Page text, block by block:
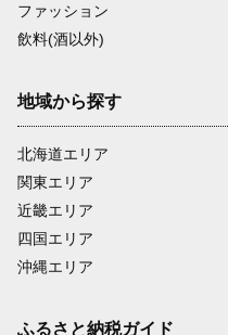
ファッション
飲料(酒以外)
地域から探す
北海道エリア
関東エリア
近畿エリア
四国エリア
沖縄エリア
ふるさと納税ガイド